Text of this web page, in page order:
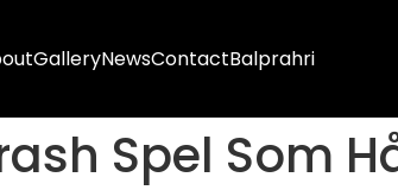
GalleryNewsContactBalprahri
Spel Som